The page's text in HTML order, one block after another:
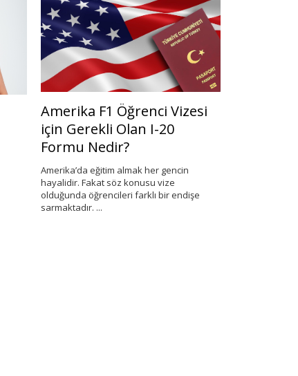
Amerika F1 Öğrenci Vizesi
için Gerekli Olan I-20
Formu Nedir?
Amerika’da eğitim almak her gencin
hayalidir. Fakat söz konusu vize
olduğunda öğrencileri farklı bir endişe
sarmaktadır. ...